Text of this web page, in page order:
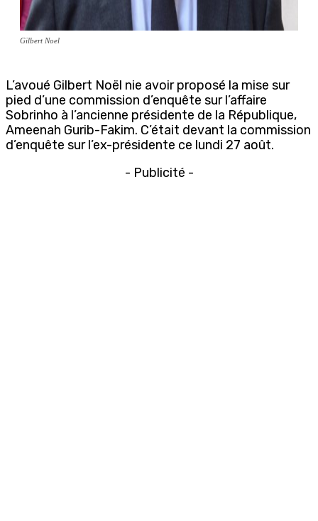
Gilbert Noel
L’avoué Gilbert Noël nie avoir proposé la mise sur
pied d’une commission d’enquête sur l’affaire
Sobrinho à l’ancienne présidente de la République,
Ameenah Gurib-Fakim. C’était devant la commission
d’enquête sur l’ex-présidente ce lundi 27 août.
- Publicité -